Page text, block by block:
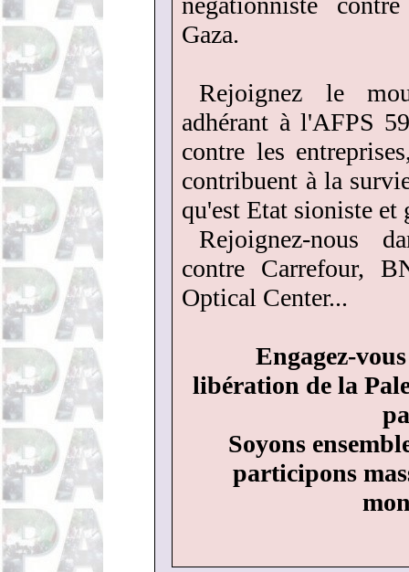
Gaza.
Rejoignez le
adhérant à l'AFPS
contre les
contribuent à la
qu'est Etat sioniste et
Rejoignez-nous
contre Carrefour,
Optical Center...
Engagez-
libération de la
Soyons
participons